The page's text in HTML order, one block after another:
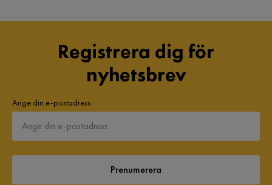
Registrera dig för
nyhetsbrev
Ange din e-postadress
Prenumerera